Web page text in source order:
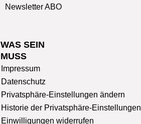
Newsletter ABO
WAS SEIN
MUSS
Impressum
Datenschutz
Privatsphäre-Einstellungen ändern
Historie der Privatsphäre-Einstellungen
Einwilligungen widerrufen